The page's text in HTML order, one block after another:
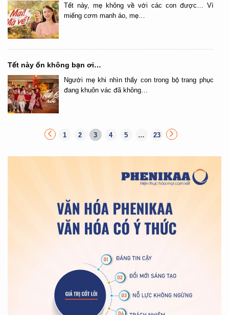
Tết này, mẹ không về với các con được… Vì
miếng cơm manh áo, mẹ…
Tết này ổn không bạn ơi…
Người mẹ khi nhìn thấy con trong bộ trang phục
đang khuôn vác đã không…
1 2 3 4 5 … 23